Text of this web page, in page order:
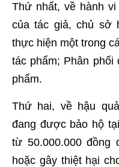
Thứ nhất, về hành
của tác giả, chủ sở
thực hiện một trong
tác phẩm; Phân phối
phẩm.
Thứ hai, về hậu
đang được bảo hộ
từ 50.000.000 đồng
hoặc gây thiệt hại